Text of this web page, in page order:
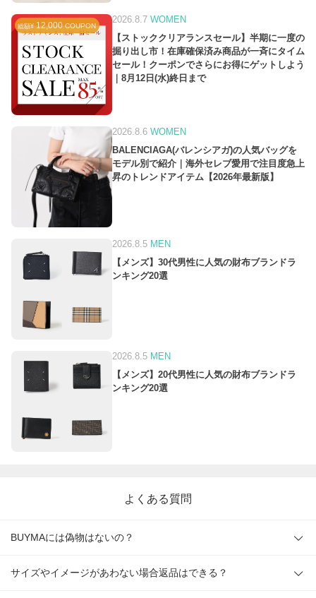
総額¥ 12,000 COUPON
2026.8.7 WOMEN
【ストッククリアランスセール】半期に一度の
掘り出し市！在庫確保済み商品が一斉にタイム
セール！クーポンでさらにお得にゲットしよう
｜8月12日(水)終日まで
2026.8.6 WOMEN
BALENCIAGA(バレンシアガ)の人気バッグを
モデル別で紹介｜海外セレブ愛用で注目度急上
昇のトレンドアイテム【2026年最新版】
2026.8.5 MEN
【メンズ】30代男性に人気の財布ブランドラ
ンキング20選
2026.8.5 MEN
【メンズ】20代男性に人気の財布ブランドラ
ンキング20選
よくある質問
BUYMAには偽物はないの？
サイズやイメージがあわない場合返品はできる？